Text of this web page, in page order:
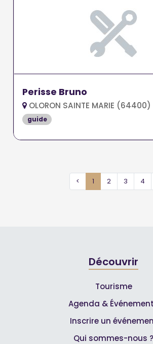
Perisse Bruno
OLORON SAINTE MARIE (64400)
guide
< 1 2 3 4
Découvrir
Tourisme
Agenda &
Inscrire un
Qui sommes-nous ?